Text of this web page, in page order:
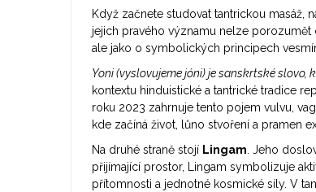
Když začnete studovat tantrickou masáž,
jejich pravého významu nelze porozumět
ale jako o symbolických principech
Yoni (vyslovujeme jóni) je sanskrtské slovo,
kontextu hinduistické a tantrické tradice
roku 2023 zahrnuje tento pojem vulvu,
kde začíná život, lůno stvoření a pramen
Na druhé straně stojí Lingam . Jeho
přijímající prostor, Lingam symbolizuje
přítomnosti a jednotné kosmické síly. V